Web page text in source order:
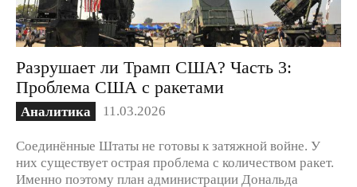
Разрушает ли Трамп США? Часть 3:
Проблема США с ракетами
Аналитика 11.03.2026
Соединённые Штаты не готовы к затяжной войне. У
них существует острая проблема с количеством ракет.
Именно поэтому план администрации Дональда